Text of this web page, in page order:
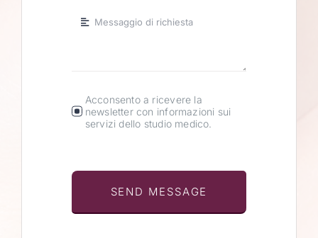
Acconsento a ricevere la
newsletter con informazioni sui
servizi dello studio medico.
SEND MESSAGE